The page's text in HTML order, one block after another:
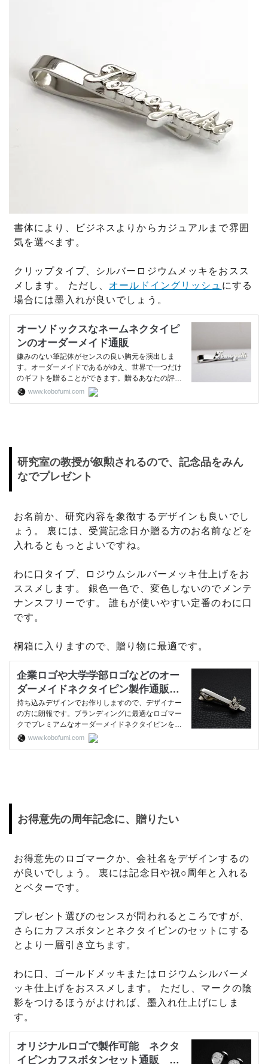
書体により、ビジネスよりからカジュアルまで雰囲
気を選べます。
クリップタイプ、シルバーロジウムメッキをおスス
メします。 ただし、 オールドイングリッシュ にする
場合には墨入れが良いでしょう。
オーソドックスなネームネクタイピ
ンのオーダーメイド通販
嫌みのない筆記体がセンスの良い胸元を演出しま
す。オーダーメイドであるがゆえ、世界で一つだけ
のギフトを贈ることができます。贈るあなたの評判
があがります。デザイン診断も好評 送料無料 TE
www.kobofumi.com
研究室の教授が叙勲されるので、記念品をみん
なでプレゼント
お名前か、研究内容を象徴するデザインも良いでし
ょう。 裏には、受賞記念日か贈る方のお名前などを
入れるともっとよいですね。
わに口タイプ、ロジウムシルバーメッキ仕上げをお
ススメします。 銀色一色で、変色しないのでメンテ
ナンスフリーです。 誰もが使いやすい定番のわに口
です。
桐箱に入りますので、贈り物に最適です。
企業ロゴや大学学部ロゴなどのオー
ダーメイドネクタイピン製作通販
工房史
持ち込みデザインでお作りしますので、デザイナー
の方に朗報です。ブランディングに最適なロゴマー
クでプレミアムなオーダーメイドネクタイピンをお
作りします。３週間で１ケから製作しますので、ク
ライアントへのギフトや営業ツール、または自己紹
www.kobofumi.com
お得意先の周年記念に、贈りたい
お得意先のロゴマークか、会社名をデザインするの
が良いでしょう。 裏には記念日や祝○周年と入れる
とベターです。
プレゼント選びのセンスが問われるところですが、
さらにカフスボタンとネクタイピンのセットにする
とより一層引き立ちます。
わに口、ゴールドメッキまたはロジウムシルバーメ
ッキ仕上げをおススメします。 ただし、マークの陰
影をつけるほうがよければ、墨入れ仕上げにしま
す。
オリジナルロゴで製作可能 ネクタ
イピンカフスボタンセット通販 シ